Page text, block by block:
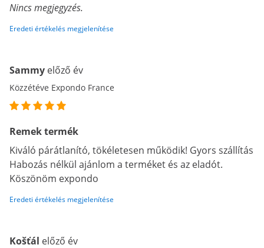
Nincs megjegyzés.
Eredeti értékelés megjelenítése
Sammy előző év
Közzétéve Expondo France
Remek termék
Kiváló párátlanító, tökéletesen működik! Gyors szállítás
Habozás nélkül ajánlom a terméket és az eladót.
Köszönöm expondo
Eredeti értékelés megjelenítése
Košťál előző év